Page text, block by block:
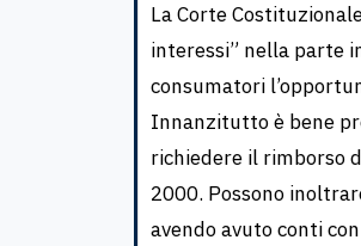
La Corte
interessi” nella parte
consumatori
Innanzitutto è bene
richiedere il rimborso
2000. Possono
avendo avuto conti